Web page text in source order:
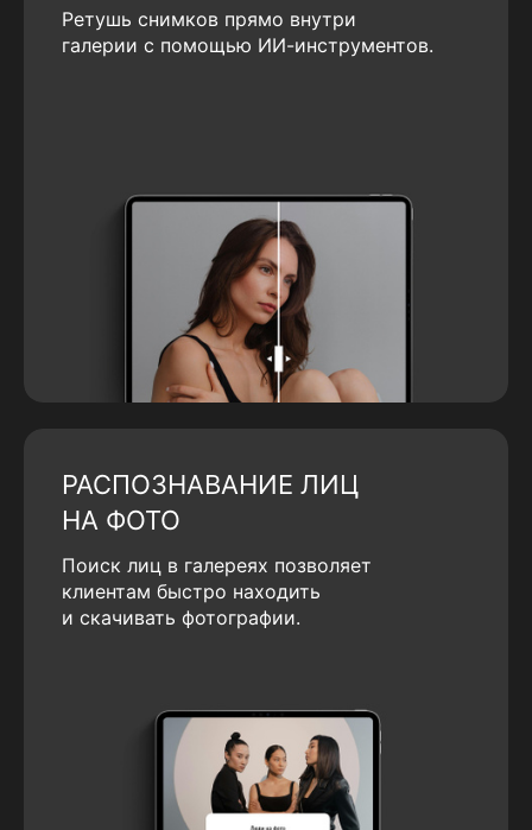
Ретушь снимков прямо внутри
галерии с помощью ИИ-инструментов.
РАСПОЗНАВАНИЕ ЛИЦ
НА ФОТО
Поиск лиц в галереях позволяет
клиентам быстро находить
и скачивать фотографии.